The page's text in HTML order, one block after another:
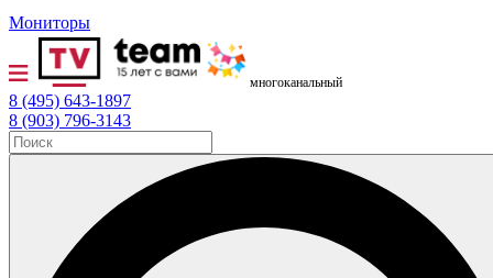
Мониторы
многоканальный
8 (495) 643-1897
8 (903) 796-3143